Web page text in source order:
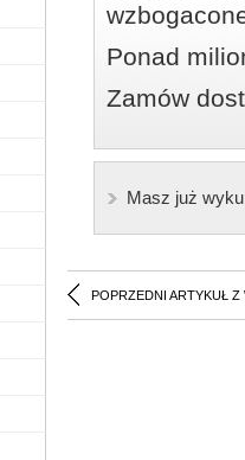
Ponad
Zamów
Masz już
POPRZEDNI ARTYKUŁ Z